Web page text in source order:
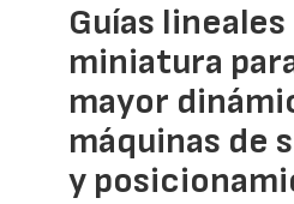
Guías lineales
miniatura
mayor
máquinas de
y